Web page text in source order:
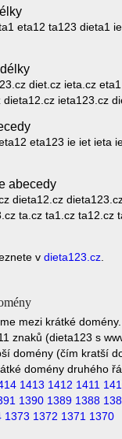
eta12 ta123 dieta1
diet.cz ieta.cz
ieta123.cz
eta123 ie iet ieta
abecedy
dieta12.cz
ta.cz ta1.cz ta12.cz
v dieta123.cz
mezi krátké domény.
znaků (dieta123 s
domény (čím kratší
domény druhého
1413 1412 1411
1390 1389 1388
1373 1372 1371 1370